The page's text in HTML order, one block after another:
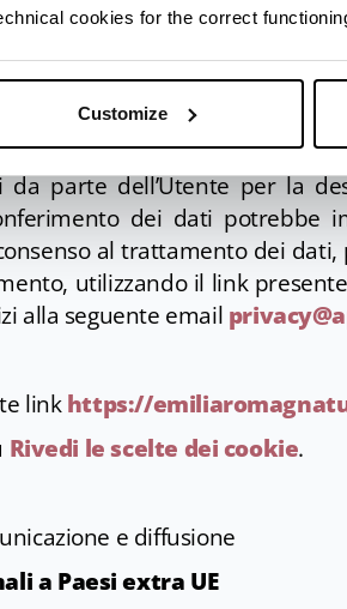
cookies for the correct
Customize
ai sensi dell’art. 6 par. 1
trattati al fine di inviare,
periodiche relative all’attività
parte dell’Utente per la
dei dati potrebbe
al trattamento dei
utilizzando il link
alla seguente email
linkhttps://
Rivedi le scelte dei cookie.
e diffusione
a Paesi extra UE